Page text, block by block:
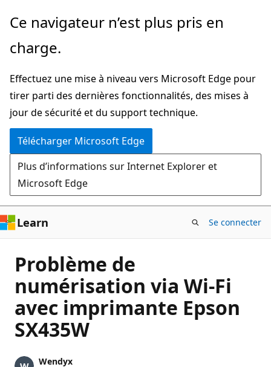
Passer
directement
au
principal
Ce navigateur n’est plus pris en
charge.
Effectuez une mise à niveau vers Microsoft Edge pour
tirer parti des dernières fonctionnalités, des mises à
jour de sécurité et du support technique.
Télécharger Microsoft Edge
Plus d’informations sur Internet Explorer et
Microsoft Edge
Learn Se connecter
Problème de
numérisation via Wi-Fi
avec imprimante Epson
SX435W
Wendyx